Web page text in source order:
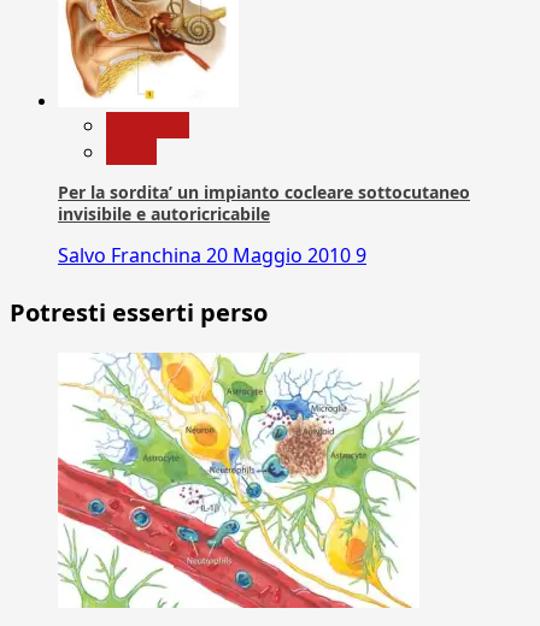
Per la sordita’ un impianto cocleare sottocutaneo
invisibile e autoricricabile
Salvo Franchina 20 Maggio 20109
Potresti esserti perso